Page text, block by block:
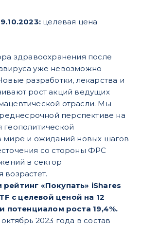
целевая цена
здравоохранения после
уже невозможно
разработки, лекарства и
рост акций ведущих
отрасли. Мы
перспективе на
мире и ожиданий новых шагов
со стороны ФРС
в сектор
возрастет.
«Покупать» iShares
с целевой ценой на 12
потенциалом роста 19,4%.
2023 года в состав